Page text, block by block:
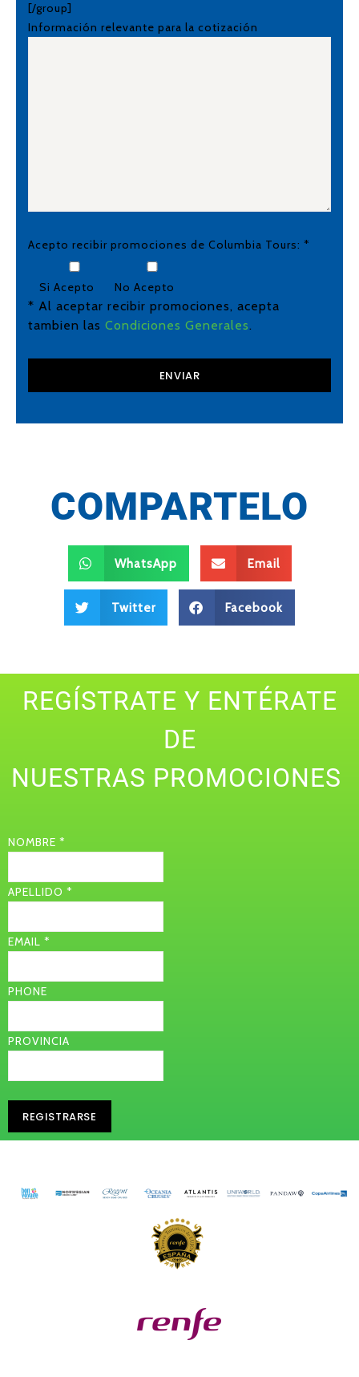
[/group]
Información relevante para la cotización
Acepto recibir promociones de Columbia Tours: *
Si Acepto No Acepto
* Al aceptar recibir promociones, acepta
tambien las Condiciones Generales.
COMPARTELO
WhatsApp Email
Twitter Facebook
REGÍSTRATE Y ENTÉRATE
DE
NUESTRAS PROMOCIONES
NOMBRE *
APELLIDO *
EMAIL *
PHONE
PROVINCIA
REGISTRARSE